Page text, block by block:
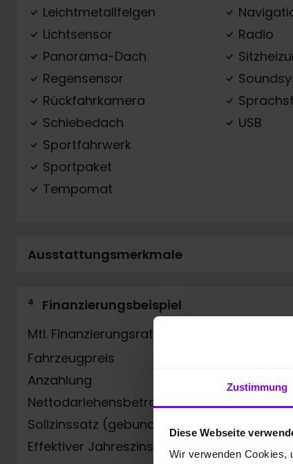
Zustimmung
Diese Webseite
Wir verwenden Cookies,
Leichtmetallfelgen
Lichtsensor
Panorama-Dach
Regensensor
Rückfahrkamera
Schiebedach
Sportfahrwerk
Sportpaket
Tempomat
Radio
USB
Ausstattungsmerkmale
4
Finanzierungsbeispiel
Mtl. Finanzierungsrate
Fahrzeugpreis
Anzahlung
Nettodarlehensbetrag
Sollzinssatz (gebunden) p.a.
Effektiver Jahreszins